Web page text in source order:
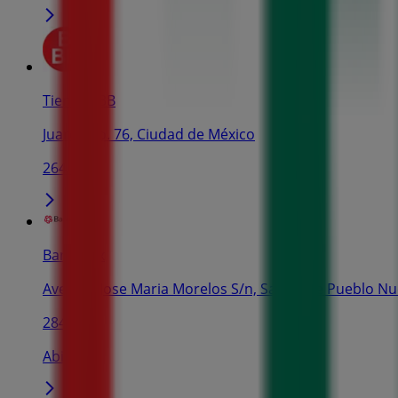
Tiendas 3B
Juarez No. 76, Ciudad de México
264 m
Banamex
Avenida Jose Maria Morelos S/n, San Jorge Pueblo
284 m
Abierto